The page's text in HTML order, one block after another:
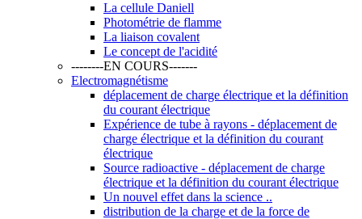
La cellule Daniell
Photométrie de flamme
La liaison covalent
Le concept de l'acidité
--------EN COURS-------
Electromagnétisme
déplacement de charge électrique et la définition
du courant électrique
Expérience de tube à rayons - déplacement de
charge électrique et la définition du courant
électrique
Source radioactive - déplacement de charge
électrique et la définition du courant électrique
Un nouvel effet dans la science ..
distribution de la charge et de la force de